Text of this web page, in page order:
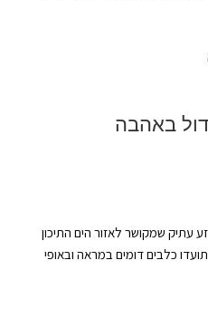
באהבה
עתיק שמקושר לאזור הים התיכון
כלבים דומים במראה ובאופי